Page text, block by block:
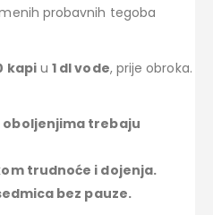
probavnih tegoba
kapiu1 dl vode, prije obroka.
oboljenjima trebaju
trudnoće i dojenja.
bez pauze.